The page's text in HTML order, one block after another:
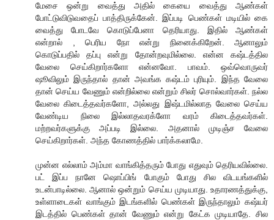
மேசை ஒன்று வைத்து அதில் கையை வைத்து ஆண்கள்
போட்டுவிடுவதைப் பாத்திருக்கேன். இப்படி பெண்கள் மடியில் கை
வைத்து போடவே கொடுப்பேனா தெரியாது. இதில் ஆண்கள்
என்றால் , பெரிய நோ என்று நினைக்கிறேன். ஆனாலும்
கொடுப்பதில் தப்பு என்று தோன்றவுமில்லை. என்ன கஷ்டத்தில
வேலை செய்கிறார்களோ என்னவோ. பாவம். ஒவ்வொருவர்
ஷூவிலும் இருந்தால் தான் அவங்க கஷ்டம் புரியும். இந்த வேலை
தான் செய்ய வேணும் என்றில்லை என்றும் சிலர் சொல்வார்கள். நல்ல
வேலை கிடைத்தவர்களோ, அல்லது இஷ்டமில்லாத வேலை செய்ய
வேண்டிய நிலை இல்லாதவரக்ளோ வரம் கிடைத்தவர்கள்.
மற்றவர்களுக்கு அப்படி இல்லை. அதனால் முடிஞ்ச வேலை
செய்கிறார்கள். அந்த கோணத்தில் பார்க்கலாமே.
முன்ன எல்லாம் அம்மா வாங்கித்தரும் போது எதுவும் தெரியவில்லை.
பட் இப்ப நானே ஷொப்பிங் போகும் போது சில விடயங்களில்
உடன்பாடில்லை. ஆனால் ஒன்றும் செய்ய முடியாது. உதாரணத்துக்கு,
உள்ளாடைகள் வாங்கும் இடங்களில் பெண்கள் இருந்தாலும் கஷ்யர்
இடத்தில் பெண்கள் தான் வேணும் என்று கேட்க முடியாதே. சில